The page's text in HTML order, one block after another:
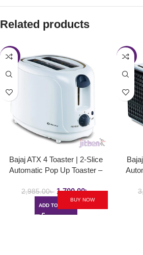
Related products
-43%
Bajaj ATX 4 Toaster | 2-Slice
Automatic Pop Up Toaster –
2,985.00৳ 1,700.00৳
ADD TO CART
BUY NOW
-47%